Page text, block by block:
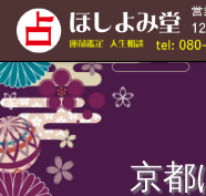
京都